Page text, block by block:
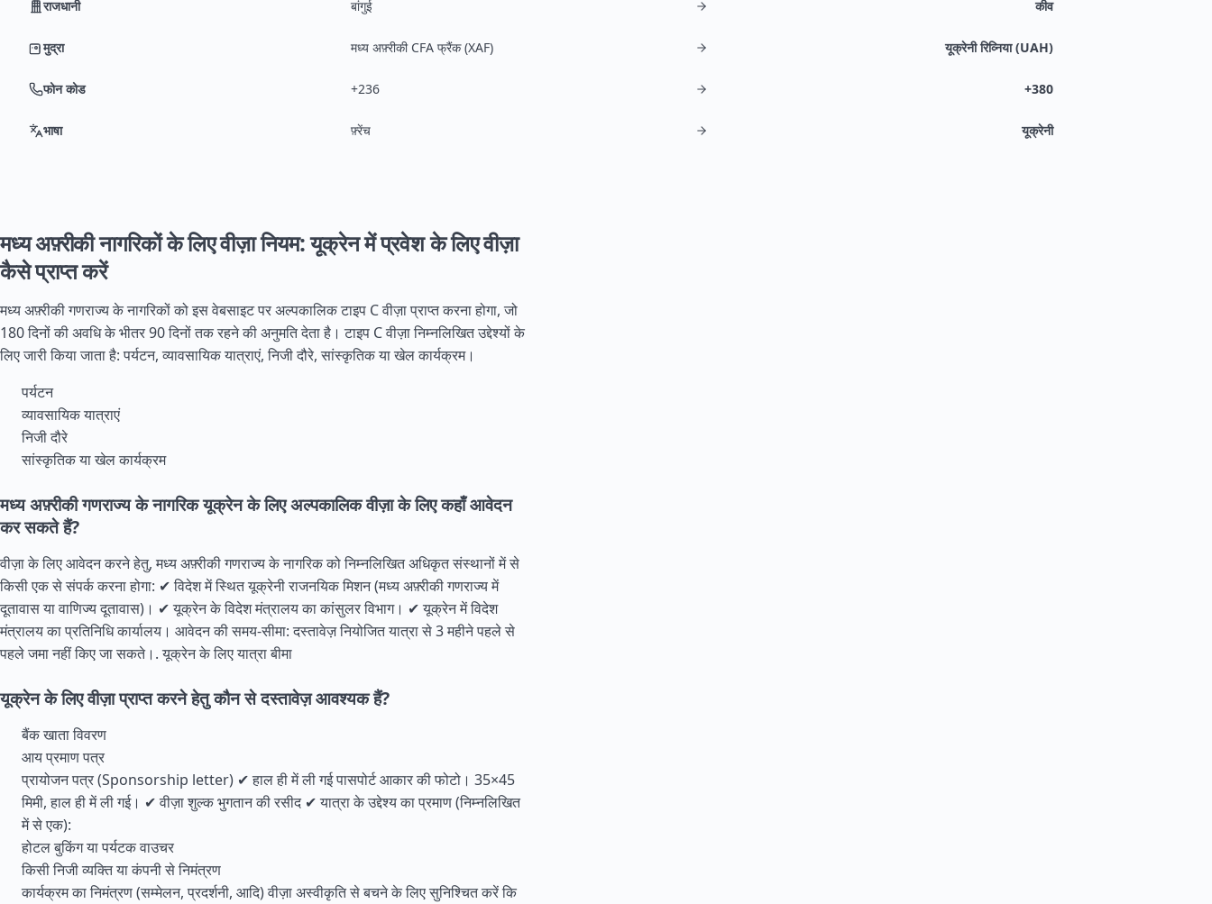
राजधानी बांगुई कीव
मुद्रा मध्य अफ़्रीकी CFA फ्रैंक (XAF) यूक्रेनी रिव्निया (UAH)
फोन कोड +236 +380
भाषा फ़्रेंच यूक्रेनी
मध्य अफ़्रीकी नागरिकों के लिए वीज़ा नियम: यूक्रेन में प्रवेश के लिए वीज़ा
कैसे प्राप्त करें
मध्य अफ़्रीकी गणराज्य के नागरिकों को इस वेबसाइट पर अल्पकालिक टाइप C वीज़ा प्राप्त करना होगा, जो
180 दिनों की अवधि के भीतर 90 दिनों तक रहने की अनुमति देता है। टाइप C वीज़ा निम्नलिखित उद्देश्यों के
लिए जारी किया जाता है: पर्यटन, व्यावसायिक यात्राएं, निजी दौरे, सांस्कृतिक या खेल कार्यक्रम।
पर्यटन
व्यावसायिक यात्राएं
निजी दौरे
सांस्कृतिक या खेल कार्यक्रम
मध्य अफ़्रीकी गणराज्य के नागरिक यूक्रेन के लिए अल्पकालिक वीज़ा के लिए कहाँ आवेदन
कर सकते हैं?
वीज़ा के लिए आवेदन करने हेतु, मध्य अफ़्रीकी गणराज्य के नागरिक को निम्नलिखित अधिकृत संस्थानों में से
किसी एक से संपर्क करना होगा: ✔ विदेश में स्थित यूक्रेनी राजनयिक मिशन (मध्य अफ़्रीकी गणराज्य में
दूतावास या वाणिज्य दूतावास)। ✔ यूक्रेन के विदेश मंत्रालय का कांसुलर विभाग। ✔ यूक्रेन में विदेश
मंत्रालय का प्रतिनिधि कार्यालय। आवेदन की समय-सीमा: दस्तावेज़ नियोजित यात्रा से 3 महीने पहले से
पहले जमा नहीं किए जा सकते।.यूक्रेन के लिए यात्रा बीमा
यूक्रेन के लिए वीज़ा प्राप्त करने हेतु कौन से दस्तावेज़ आवश्यक हैं?
बैंक खाता विवरण
आय प्रमाण पत्र
प्रायोजन पत्र (Sponsorship letter) ✔ हाल ही में ली गई पासपोर्ट आकार की फोटो। 35×45
मिमी, हाल ही में ली गई। ✔ वीज़ा शुल्क भुगतान की रसीद ✔ यात्रा के उद्देश्य का प्रमाण (निम्नलिखित
में से एक):
होटल बुकिंग या पर्यटक वाउचर
किसी निजी व्यक्ति या कंपनी से निमंत्रण
कार्यक्रम का निमंत्रण (सम्मेलन, प्रदर्शनी, आदि) वीज़ा अस्वीकृति से बचने के लिए सुनिश्चित करें कि